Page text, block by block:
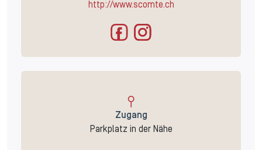
http://www.scomte.ch
Zugang
Parkplatz in der Nähe